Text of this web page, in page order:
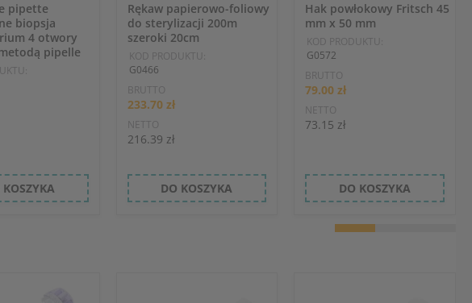
pipette
biopsja
4 otwory
pipelle
KOSZYKA
Rękaw papierowo-foliowy
do sterylizacji 200m
szeroki 20cm
KOD PRODUKTU:
G0466
BRUTTO
233.70 zł
NETTO
216.39 zł
DO KOSZYKA
Hak powłokowy Fritsch 45
mm x 50 mm
KOD PRODUKTU:
G0572
BRUTTO
79.00 zł
NETTO
73.15 zł
DO KOSZYKA